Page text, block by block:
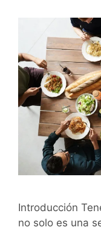
Introducción
no solo es una